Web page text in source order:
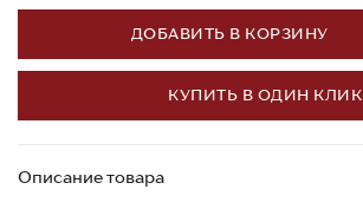
ДОБАВИТЬ В КОРЗИНУ
КУПИТЬ В ОДИН КЛИК
Описание товара